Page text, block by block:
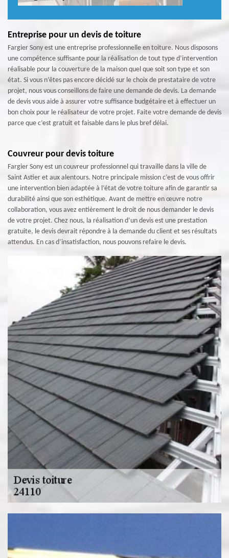
Entreprise pour un devis de toiture
Fargier Sony est une entreprise professionnelle en toiture. Nous disposons
une compétence suffisante pour la réalisation de tout type d’intervention
réalisable pour la couverture de la maison quel que soit son type et son
état. Si vous n’êtes pas encore décidé sur le choix de prestataire de votre
projet, nous vous conseillons de faire une demande de devis. La demande
de devis vous aide à assurer votre suffisance budgétaire et à effectuer un
bon choix pour le réalisateur de votre projet. Faite votre demande de devis
parce que c’est gratuit et faisable dans le plus bref délai.
Couvreur pour devis toiture
Fargier Sony est un couvreur professionnel qui travaille dans la ville de
Saint Astier et aux alentours. Notre principale mission c’est de vous offrir
une intervention bien adaptée à l’état de votre toiture afin de garantir sa
durabilité ainsi que son esthétique. Avant de mettre en œuvre notre
collaboration, vous avez entièrement le droit de nous demander le devis
de votre projet. Chez nous, la réalisation d’un devis est une prestation
gratuite, le devis devrait répondre à la demande du client et ses résultats
attendus. En cas d’insatisfaction, nous pouvons refaire le devis.